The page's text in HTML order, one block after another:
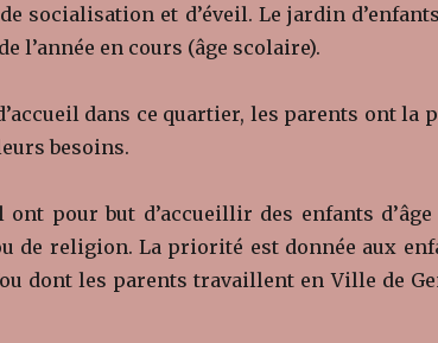
socialisation et d’éveil. Le jardin
l’année en cours (âge scolaire).
dans ce quartier, les parents ont
besoins.
ont pour but d’accueillir des enfants
de religion. La priorité est donnée aux
dont les parents travaillent en Ville de